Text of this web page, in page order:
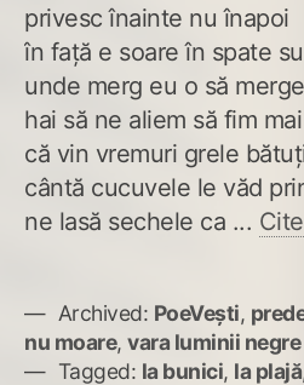
privesc înainte nu înapoi
în față e soare în spate
unde merg eu o să
hai să ne aliem să fim
că vin vremuri grele
cântă cucuvele le văd
ne lasă sechele ca ...
Archived: PoeVești,
nu moare, vara luminii negre
Tagged: la bunici, la plajă